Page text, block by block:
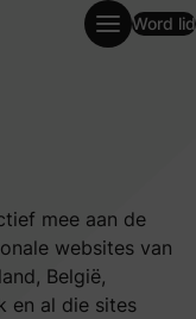
Word lid
mee aan de
websites van
België,
en al die sites